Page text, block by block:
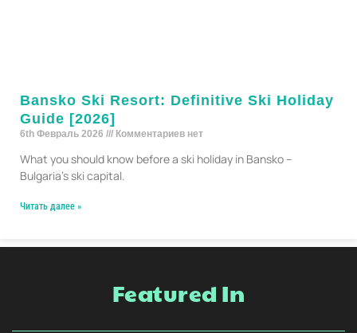
Bansko Ski Resort: Definitive Ski Holiday
Guide [2026]
6th Февраль 2026 Комментариев нет
What you should know before a ski holiday in Bansko –
Bulgaria’s ski capital.
Читать далее »
Featured In